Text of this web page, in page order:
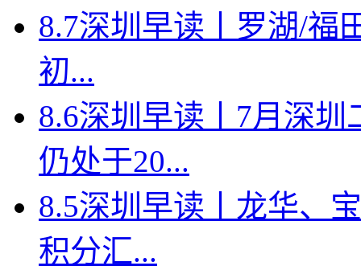
8.7深圳早读丨罗湖/福
初...
8.6深圳早读丨7月深
仍处于20...
8.5深圳早读丨龙华、
积分汇...